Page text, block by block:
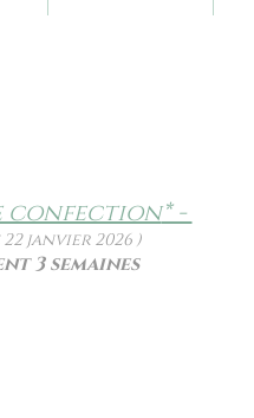
confection* -
janvier 2026 )
3 semaines